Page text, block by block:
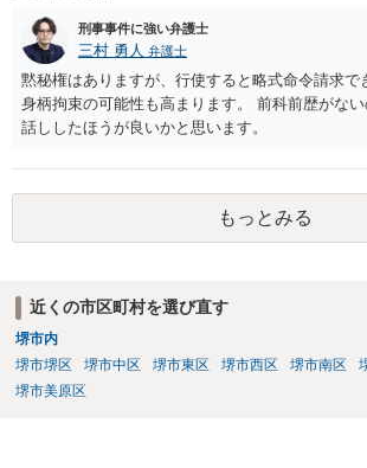
刑事事件に強い弁護士
三村 勇人 弁護士
黙秘権はありますが、行使すると略式命令請求で
身柄拘束の可能性も高まります。 前科前歴がな
話ししたほうが良いかと思います。
もっとみる
近くの市区町村を選び直す
堺市内
堺市堺区
堺市中区 堺市東区 堺市西区 堺市南区
堺市美原区